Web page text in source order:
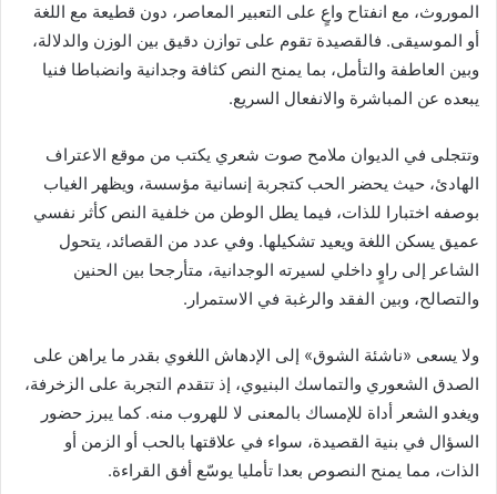
الموروث، مع انفتاح واعٍ على التعبير المعاصر، دون قطيعة مع اللغة
أو الموسيقى. فالقصيدة تقوم على توازن دقيق بين الوزن والدلالة،
وبين العاطفة والتأمل، بما يمنح النص كثافة وجدانية وانضباطا فنيا
يبعده عن المباشرة والانفعال السريع.
وتتجلى في الديوان ملامح صوت شعري يكتب من موقع الاعتراف
الهادئ، حيث يحضر الحب كتجربة إنسانية مؤسسة، ويظهر الغياب
بوصفه اختبارا للذات، فيما يطل الوطن من خلفية النص كأثر نفسي
عميق يسكن اللغة ويعيد تشكيلها. وفي عدد من القصائد، يتحول
الشاعر إلى راوٍ داخلي لسيرته الوجدانية، متأرجحا بين الحنين
والتصالح، وبين الفقد والرغبة في الاستمرار.
ولا يسعى «ناشئة الشوق» إلى الإدهاش اللغوي بقدر ما يراهن على
الصدق الشعوري والتماسك البنيوي، إذ تتقدم التجربة على الزخرفة،
ويغدو الشعر أداة للإمساك بالمعنى لا للهروب منه. كما يبرز حضور
السؤال في بنية القصيدة، سواء في علاقتها بالحب أو الزمن أو
الذات، مما يمنح النصوص بعدا تأمليا يوسّع أفق القراءة.